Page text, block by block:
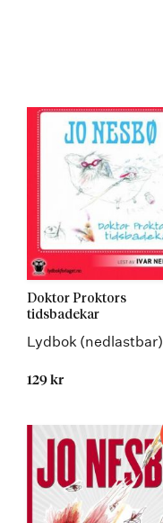
Doktor Proktors
tidsbadekar
Lydbok (nedlastbar)
129 kr